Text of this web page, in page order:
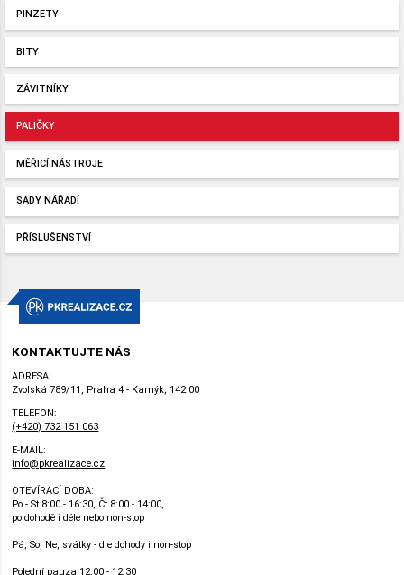
PINZETY
BITY
ZÁVITNÍKY
PALIČKY
MĚŘICÍ NÁSTROJE
SADY NÁŘADÍ
PŘÍSLUŠENSTVÍ
KONTAKTUJTE NÁS
ADRESA:
Zvolská 789/11, Praha 4 - Kamýk, 142 00
TELEFON:
(+420) 732 151 063
E-MAIL:
info@pkrealizace.cz
OTEVÍRACÍ DOBA:
Po - St 8:00 - 16:30, Čt 8:00 - 14:00,
po dohodě i déle nebo non-stop
Pá, So, Ne, svátky - dle dohody i non-stop
Polední pauza 12:00 - 12:30